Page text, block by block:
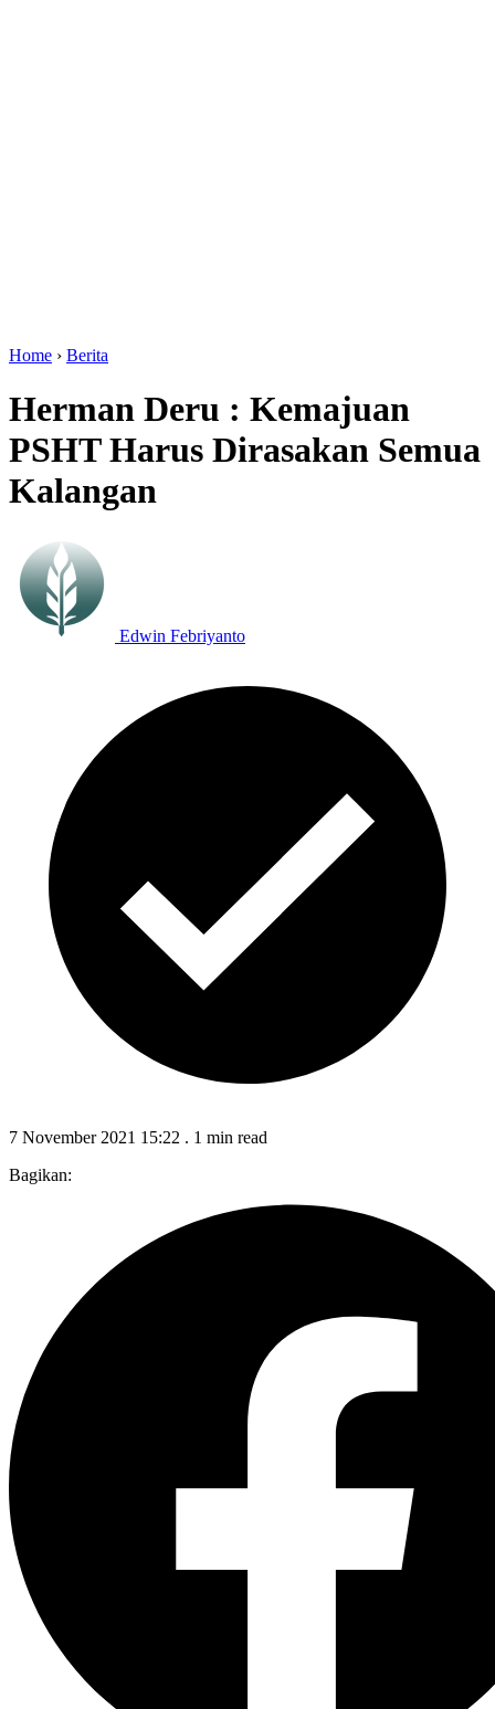
Home › Berita
Herman Deru : Kemajuan
PSHT Harus Dirasakan Semua
Kalangan
Edwin Febriyanto
7 November 2021 15:22 . 1 min read
Bagikan: